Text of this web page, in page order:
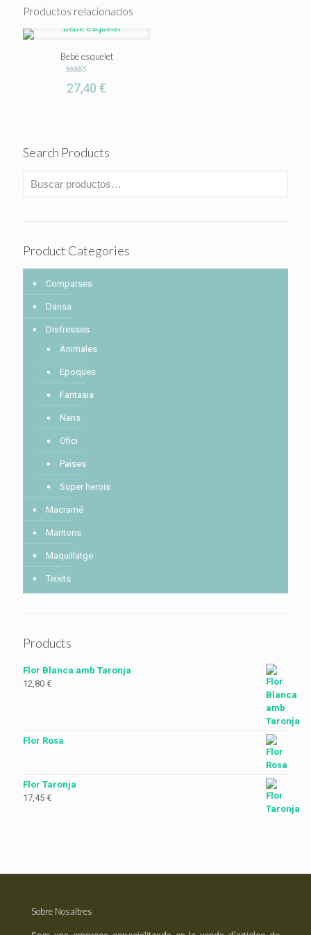
Productos relacionados
Bebè esquelet
con
5.00
27,40€
Search Products
Product Categories
Comparses
Dansa
Disfresses
Animales
Epoques
Fantasia
Nens
Ofici
Paises
Super herois
Macramé
Mantons
Maquillatge
Teixits
Products
Flor Blanca amb Taronja
12,80 €
Flor Rosa
Flor Taronja
17,45 €
Sobre Nosaltres